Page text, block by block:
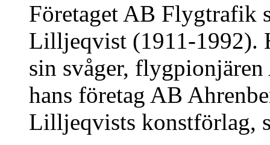
Företaget AB Flygtrafik
Lilljeqvist (1911-1992).
sin svåger,
hans företag AB
Lilljeqvists konstförlag,